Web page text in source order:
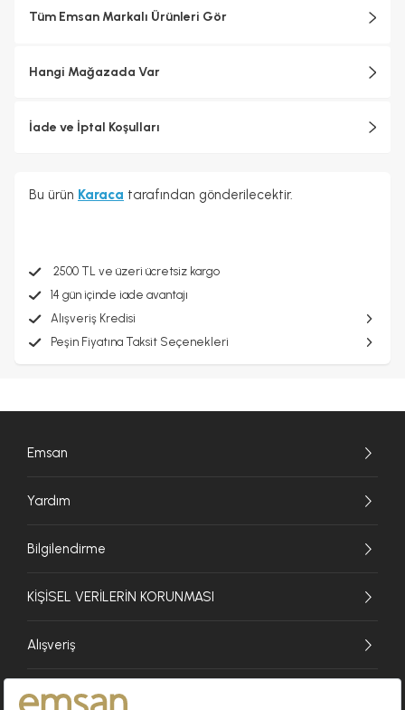
Tüm Emsan Markalı Ürünleri Gör
Hangi Mağazada Var
İade ve İptal Koşulları
Bu ürün Karaca tarafından gönderilecektir.
2500 TL ve üzeri ücretsiz kargo
14 gün içinde iade avantajı
Alışveriş Kredisi
Peşin Fiyatına Taksit Seçenekleri
Emsan
Yardım
Bilgilendirme
KİŞİSEL VERİLERİN KORUNMASI
Alışveriş